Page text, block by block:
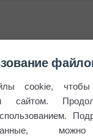
cookie,
сайтом.
данные,